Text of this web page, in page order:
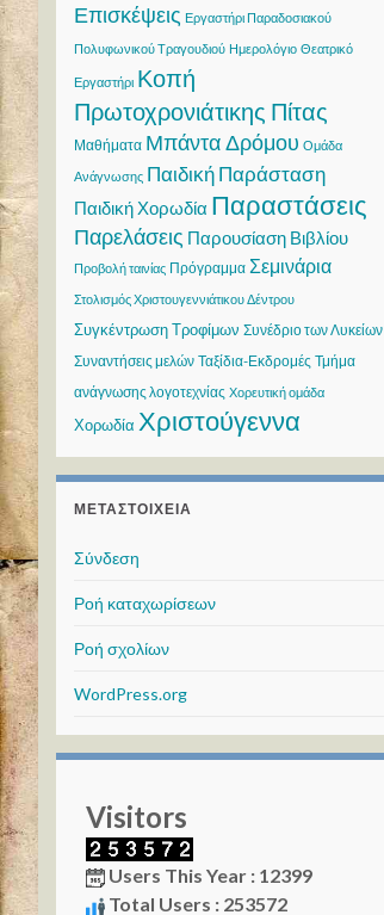
Επισκέψεις Εργαστήρι Παραδοσιακού
Πολυφωνικού Τραγουδιού Ημερολόγιο Θεατρικό
Εργαστήρι Κοπή
Πρωτοχρονιάτικης Πίτας
Μαθήματα Μπάντα Δρόμου Ομάδα
Ανάγνωσης Παιδική Παράσταση
Παιδική Χορωδία Παραστάσεις
Παρελάσεις Παρουσίαση Βιβλίου
Προβολή ταινίας Πρόγραμμα Σεμινάρια
Στολισμός Χριστουγεννιάτικου Δέντρου
Συγκέντρωση Τροφίμων Συνέδριο των Λυκείων
Συναντήσεις μελών Ταξίδια-Εκδρομές Τμήμα
ανάγνωσης λογοτεχνίας Χορευτική ομάδα
Χορωδία Χριστούγεννα
ΜΕΤΑΣΤΟΙΧΕΊΑ
Σύνδεση
Ροή καταχωρίσεων
Ροή σχολίων
WordPress.org
Visitors
Users This Year : 12399
Total Users : 253572